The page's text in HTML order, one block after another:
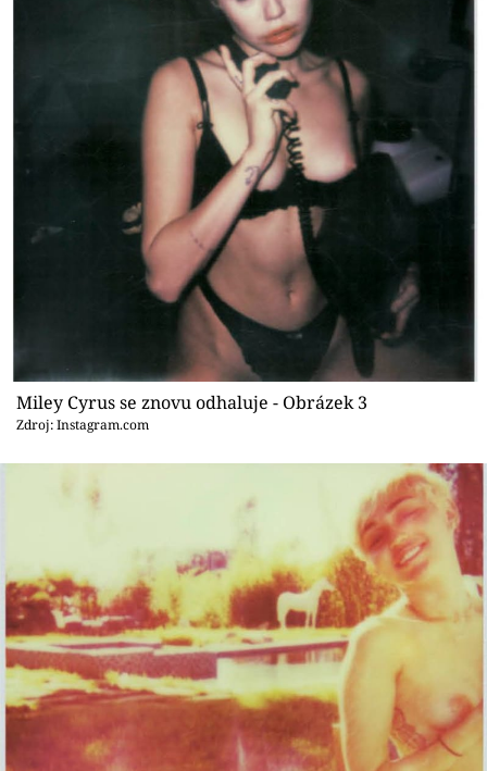
Miley Cyrus se znovu odhaluje - Obrázek 3
Zdroj: Instagram.com